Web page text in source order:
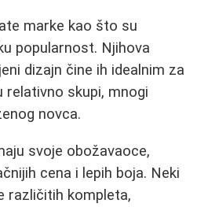
marke kao što su
popularnost. Njihova
dizajn čine ih idealnim za
relativno skupi, mnogi
novca.
svoje obožavaoce,
cena i lepih boja. Neki
različitih kompleta,